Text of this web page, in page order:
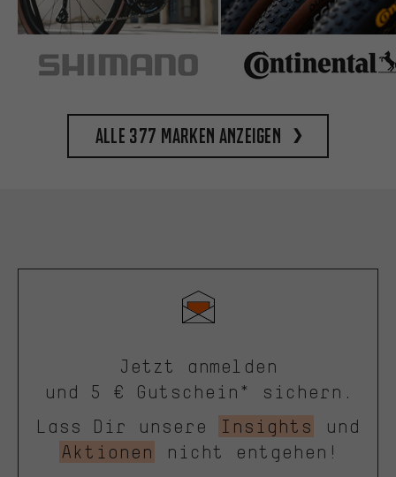
Alle 377 Marken anzeigen
Jetzt anmelden
und 5 € Gutschein* sichern.
Lass Dir unsere
Insights
und
Aktionen
nicht entgehen!